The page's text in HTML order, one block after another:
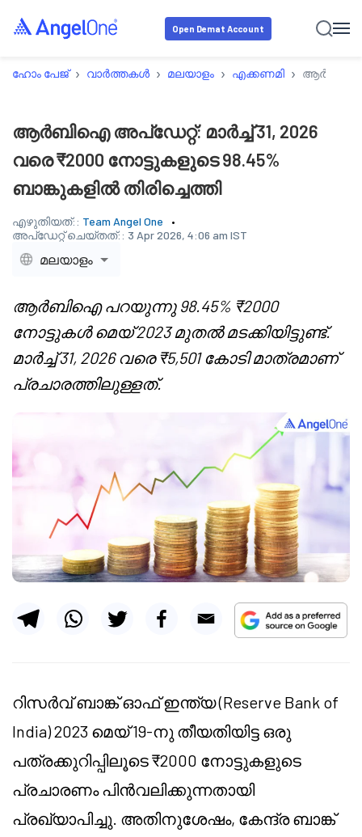
Open Demat Account
ഹോം പേജ് › വാർത്തകൾ › മലയാളം › എക്കണമി › ആർബിഐ
ആർബിഐ അപ്ഡേറ്റ്: മാർച്ച് 31, 2026
വരെ ₹2000 നോട്ടുകളുടെ 98.45%
ബാങ്കുകളിൽ തിരിച്ചെത്തി
എഴുതിയത്:: Team Angel One
അപ്‌ഡേറ്റ് ചെയ്തത്:: 3 Apr 2026, 4:06 am IST
മലയാളം
ആർബിഐ പറയുന്നു 98.45% ₹2000
നോട്ടുകൾ മെയ് 2023 മുതൽ മടക്കിയിട്ടുണ്ട്.
മാർച്ച് 31, 2026 വരെ ₹5,501 കോടി മാത്രമാണ്
പ്രചാരത്തിലുള്ളത്.
റിസർവ് ബാങ്ക് ഓഫ് ഇന്ത്യ (Reserve Bank of
India) 2023 മെയ് 19-നു തീയതിയിട്ട ഒരു
പത്രക്കുറിപ്പിലൂടെ ₹2000 നോട്ടുകളുടെ
പ്രചാരണം പിൻവലിക്കുന്നതായി
പ്രഖ്യാപിച്ചു. അതിനുശേഷം, കേന്ദ്ര ബാങ്ക്